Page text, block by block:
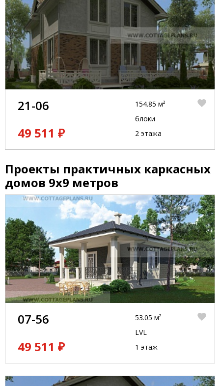
21-06
49 511 ₽
154.85 м²
блоки
2 этажа
Проекты практичных каркасных
домов 9x9 метров
07-56
49 511 ₽
53.05 м²
LVL
1 этаж